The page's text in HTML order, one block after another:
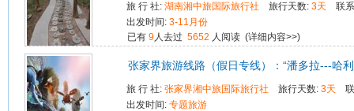
旅 行 社:湖南湘中旅国际旅行社 旅行天数:3天
联
出发时间:3-11月份
已有9人去过5652 人阅读 (详细内容>>)
张家界旅游线路（假日专线）：“潘多拉---哈
旅 行 社:张家界湘中旅国际旅行社 旅行天数:3天
出发时间:专题旅游